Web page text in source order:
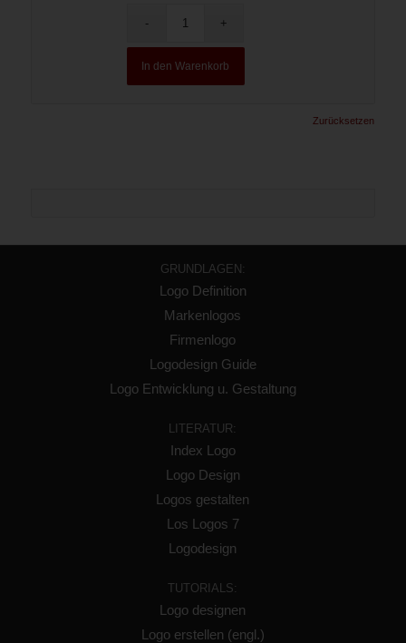
Zurücksetzen
In den Warenkorb
GRUNDLAGEN:
Logo Definition
Markenlogos
Firmenlogo
Logodesign Guide
Logo Entwicklung u. Gestaltung
LITERATUR:
Index Logo
Logo Design
Logos gestalten
Los Logos 7
Logodesign
TUTORIALS:
Logo designen
Logo erstellen (engl.)